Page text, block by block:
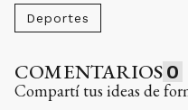
¿No tenés cuenta?